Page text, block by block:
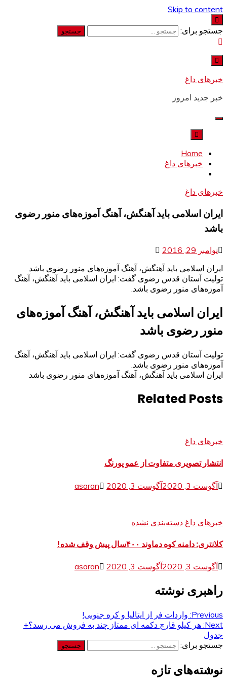
Skip to content
جستجو برای:
خبرهای داغ
خبر جدید امروز
Home
خبرهای داغ
خبرهای داغ
ایران اسلامی باید آهنگش، آهنگ آموزه‌های منور رضوی
باشد
نوامبر 29, 2016
ایران اسلامی باید آهنگش، آهنگ آموزه‌های منور رضوی باشد
تولیت آستان قدس رضوی گفت: ایران اسلامی باید آهنگش، آهنگ
آموزه‌های منور رضوی باشد.
ایران اسلامی باید آهنگش، آهنگ آموزه‌های
منور رضوی باشد
تولیت آستان قدس رضوی گفت: ایران اسلامی باید آهنگش، آهنگ
آموزه‌های منور رضوی باشد.
ایران اسلامی باید آهنگش، آهنگ آموزه‌های منور رضوی باشد
Related Posts
خبرهای داغ
انتشار تصویری متفاوت از عمو پورنگ
آگوست 3, 2020 آگوست 3, 2020 asaran
خبرهای داغ دسته‌بندی نشده
کلانتری: دامنه کوه دماوند ۴۰۰سال پیش وقف شده!
آگوست 3, 2020 آگوست 3, 2020 asaran
راهبری نوشته
Previous: واردات فر از ایتالیا و کره جنوبی!
Next: هر کیلو قارچ دکمه ای ممتاز چند به فروش می رسد؟+
جدول
جستجو برای:
نوشته‌های تازه